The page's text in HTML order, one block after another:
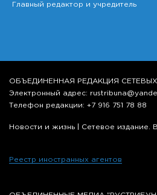
Главный редактор и учредитель
ОБЪЕДИНЕННАЯ РЕДАКЦИЯ
Электронный адрес:
Телефон редакции: +7 916 751 78 88
Новости и жизнь | Сетевое издание.
Реестр иностранных агентов